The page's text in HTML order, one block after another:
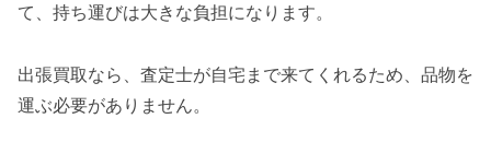
て、持ち運びは大きな負担になります。
出張買取なら、査定士が自宅まで来てくれるため、品物を
運ぶ必要がありません。